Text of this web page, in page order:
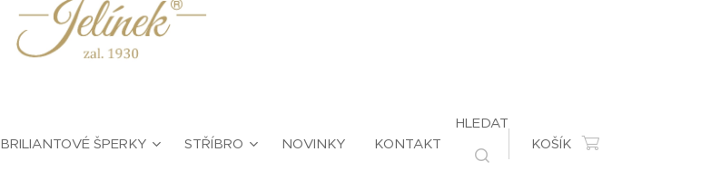
BRILIANTOVÉ ŠPERKY STŘÍBRO NOVINKY KONTAKT
HLEDAT
KOŠÍK